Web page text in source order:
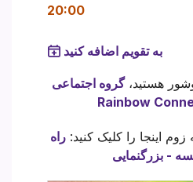
20:00
به تقویم اضافه کنید
هستید،گروه اجتماعی
Rainbow
اینجا را کلیک کنید:راه
- بزرگنمایی